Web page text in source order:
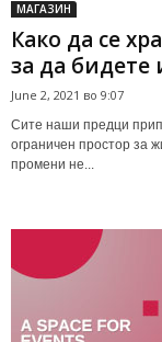
МАГАЗИН
Како да се
за да бидете
June 2, 2021 во 9:07
Сите наши предци
ограничен простор за
промени не...